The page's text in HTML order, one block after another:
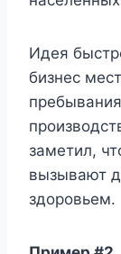
Идея
бизнес
заметил,
вызывают
здоровьем.